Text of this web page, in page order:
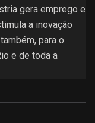
gera emprego e
a inovação
para o
e de toda a